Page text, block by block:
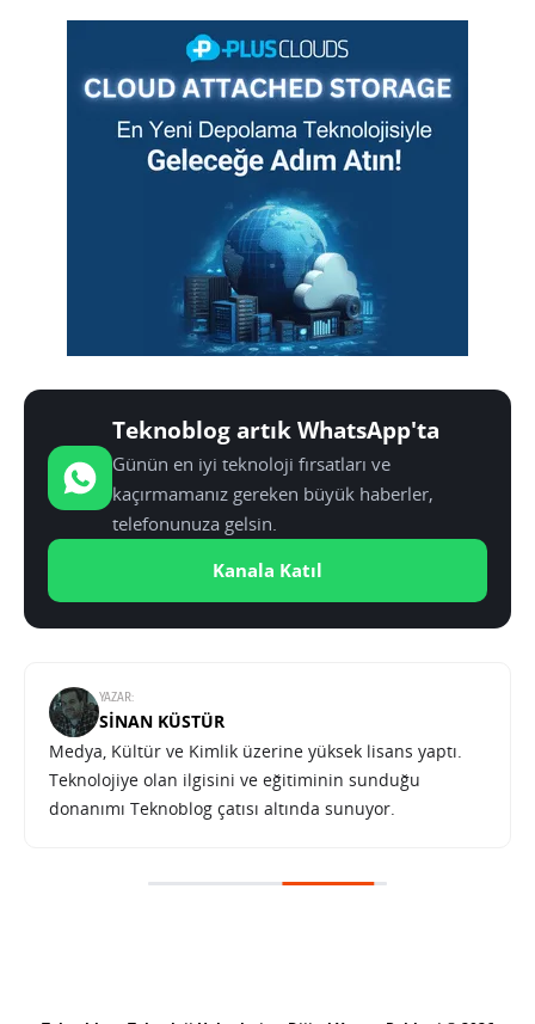
Teknoblog artık WhatsApp'ta
Günün en iyi teknoloji fırsatları ve
kaçırmamanız gereken büyük haberler,
telefonunuza gelsin.
Kanala Katıl
YAZAR:
SINAN KÜSTÜR
Medya, Kültür ve Kimlik üzerine yüksek lisans yaptı.
Teknolojiye olan ilgisini ve eğitiminin sunduğu
donanımı Teknoblog çatısı altında sunuyor.